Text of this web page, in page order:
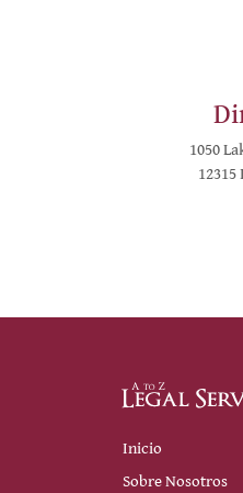
1050
Inicio
Sobre Nosotros